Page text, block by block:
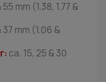
mm (1.38, 1.77 &
37 mm (1.06 &
ca. 15, 25 & 30